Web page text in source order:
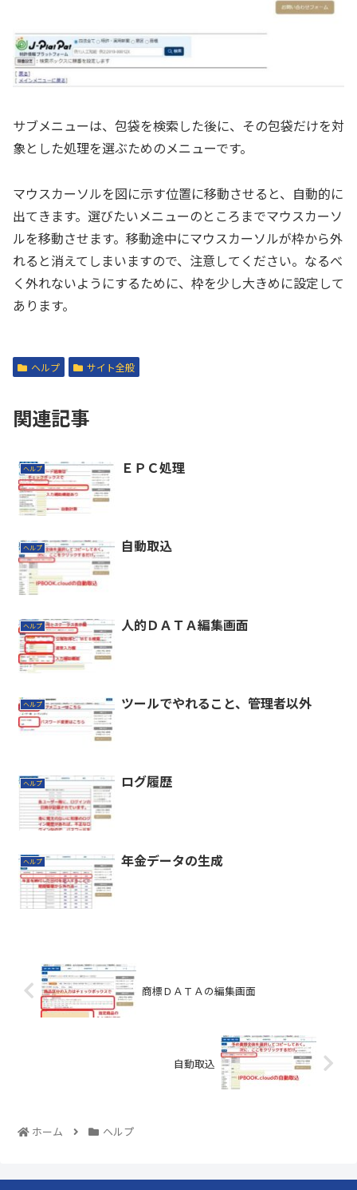
サブメニューは、包袋を検索した後に、その包袋だけを対
象とした処理を選ぶためのメニューです。
マウスカーソルを図に示す位置に移動させると、自動的に
出てきます。選びたいメニューのところまでマウスカーソ
ルを移動させます。移動途中にマウスカーソルが枠から外
れると消えてしまいますので、注意してください。なるべ
く外れないようにするために、枠を少し大きめに設定して
あります。
ヘルプ サイト全般
関連記事
ヘルプ ＥＰＣ処理
ヘルプ 自動取込
ヘルプ 人的ＤＡＴＡ編集画面
ヘルプ ツールでやれること、管理者以外
ヘルプ ログ履歴
ヘルプ 年金データの生成
商標ＤＡＴＡの編集画面
自動取込
ホーム ヘルプ